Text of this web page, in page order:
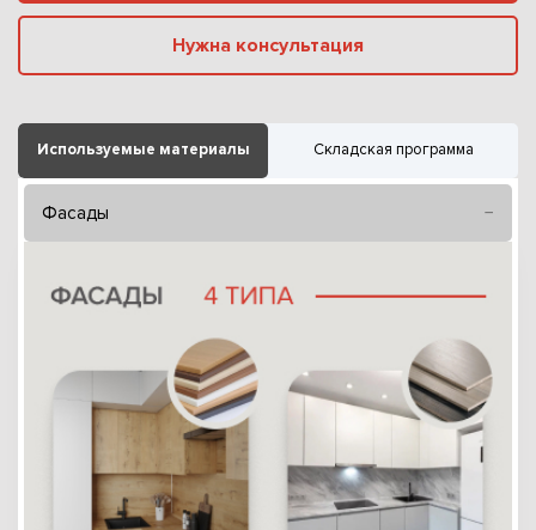
Нужна консультация
Используемые материалы Складская программа
Фасады